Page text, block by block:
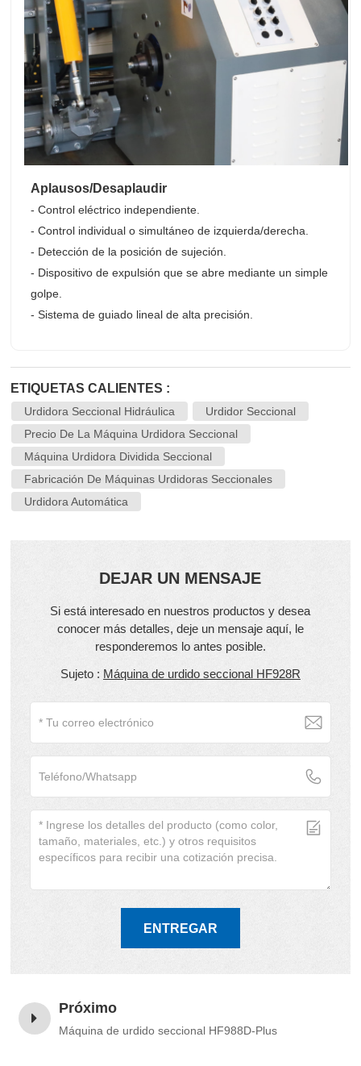
Aplausos/Desaplaudir
- Control eléctrico independiente.
- Control individual o simultáneo de izquierda/derecha.
- Detección de la posición de sujeción.
- Dispositivo de expulsión que se abre mediante un simple
golpe.
- Sistema de guiado lineal de alta precisión.
ETIQUETAS CALIENTES :
Urdidora Seccional Hidráulica
Urdidor Seccional
Precio De La Máquina Urdidora Seccional
Máquina Urdidora Dividida Seccional
Fabricación De Máquinas Urdidoras Seccionales
Urdidora Automática
DEJAR UN MENSAJE
Si está interesado en nuestros productos y desea
conocer más detalles, deje un mensaje aquí, le
responderemos lo antes posible.
Sujeto : Máquina de urdido seccional HF928R
ENTREGAR
Próximo
Máquina de urdido seccional HF988D-Plus